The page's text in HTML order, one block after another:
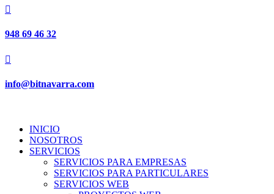

948 69 46 32

info@bitnavarra.com
INICIO
NOSOTROS
SERVICIOS
SERVICIOS PARA EMPRESAS
SERVICIOS PARA PARTICULARES
SERVICIOS WEB